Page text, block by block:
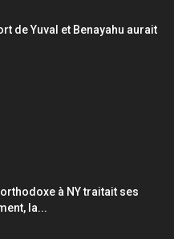
de Yuval et Benayahu aurait
à NY traitait ses
la...